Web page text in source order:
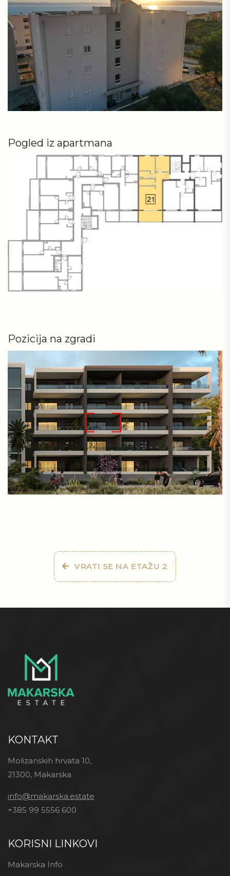
Pogled iz apartmana
Pozicija na zgradi
VRATI SE NA ETAŽU 2
KONTAKT
Molizanskih hrvata 10,
21300, Makarska
info@makarska.estate
+385 99 5556 600
KORISNI LINKOVI
Makarska Info